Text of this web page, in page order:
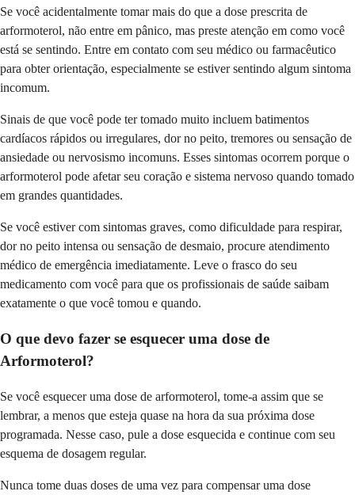
Se você acidentalmente tomar mais do que a dose prescrita de
arformoterol, não entre em pânico, mas preste atenção em como você
está se sentindo. Entre em contato com seu médico ou farmacêutico
para obter orientação, especialmente se estiver sentindo algum sintoma
incomum.
Sinais de que você pode ter tomado muito incluem batimentos
cardíacos rápidos ou irregulares, dor no peito, tremores ou sensação de
ansiedade ou nervosismo incomuns. Esses sintomas ocorrem porque o
arformoterol pode afetar seu coração e sistema nervoso quando tomado
em grandes quantidades.
Se você estiver com sintomas graves, como dificuldade para respirar,
dor no peito intensa ou sensação de desmaio, procure atendimento
médico de emergência imediatamente. Leve o frasco do seu
medicamento com você para que os profissionais de saúde saibam
exatamente o que você tomou e quando.
O que devo fazer se esquecer uma dose de
Arformoterol?
Se você esquecer uma dose de arformoterol, tome-a assim que se
lembrar, a menos que esteja quase na hora da sua próxima dose
programada. Nesse caso, pule a dose esquecida e continue com seu
esquema de dosagem regular.
Nunca tome duas doses de uma vez para compensar uma dose